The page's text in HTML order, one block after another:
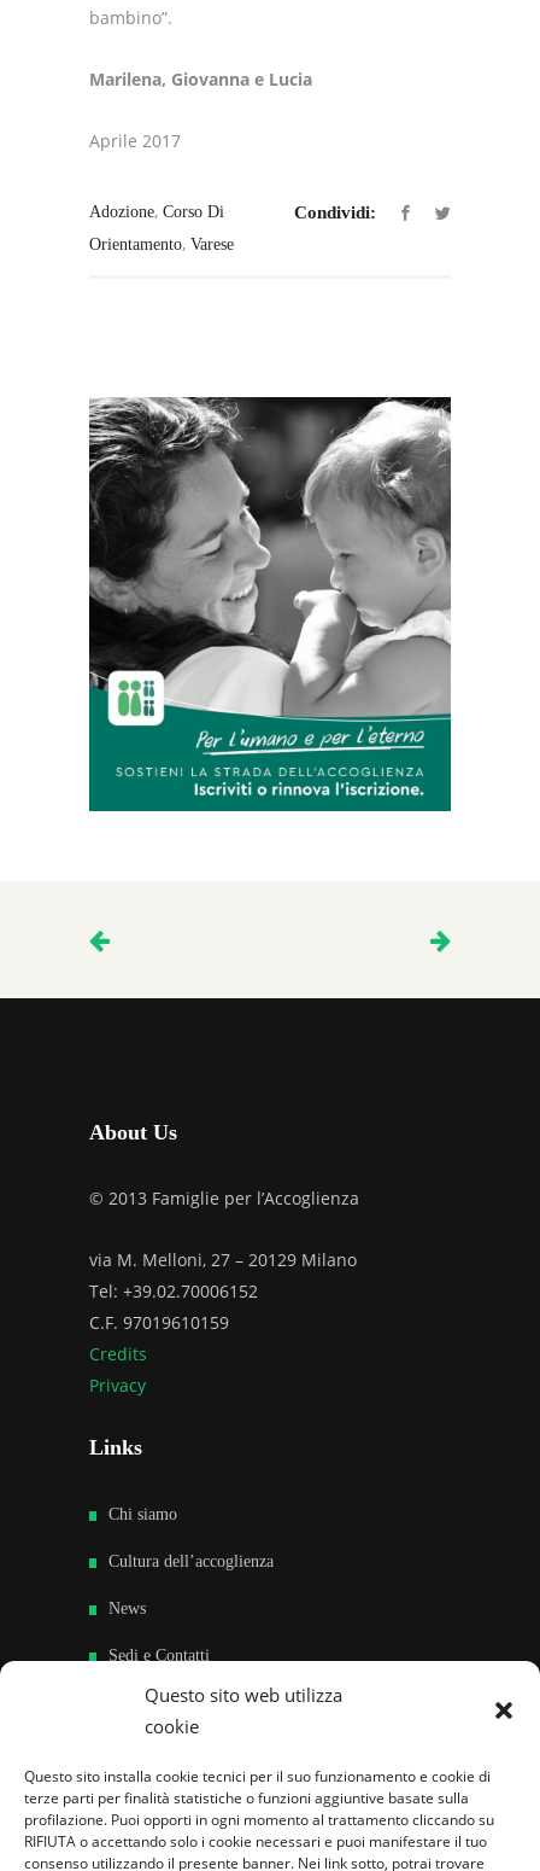
Questo sito web utilizza
cookie
Questo sito installa cookie tecnici per il suo funzionamento e cookie di
terze parti per finalità statistiche o funzioni aggiuntive basate sulla
profilazione. Puoi opporti in ogni momento al trattamento cliccando su
RIFIUTA o accettando solo i cookie necessari e puoi manifestare il tuo
consenso utilizzando il presente banner. Nei link sotto, potrai trovare
bambino”.
Marilena, Giovanna e Lucia
Aprile 2017
Adozione, Corso Di
Orientamento, Varese
Condividi:
About Us
© 2013 Famiglie per l’Accoglienza
via M. Melloni, 27 – 20129 Milano
Tel: +39.02.70006152
C.F. 97019610159
Credits
Privacy
Links
Chi siamo
Cultura dell’accoglienza
News
Sedi e Contatti
Sostieni
Famiglie per l’accoglienza nel mondo